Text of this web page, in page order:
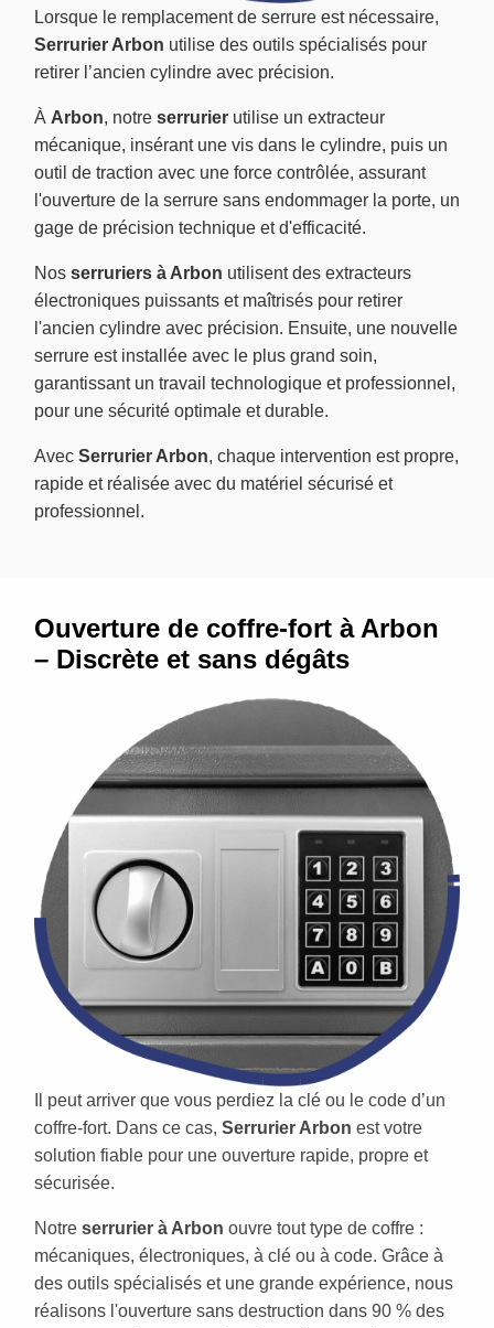
Lorsque le remplacement de serrure est nécessaire,
Serrurier Arbon utilise des outils spécialisés pour
retirer l’ancien cylindre avec précision.
À Arbon, notre serrurier utilise un extracteur
mécanique, insérant une vis dans le cylindre, puis un
outil de traction avec une force contrôlée, assurant
l'ouverture de la serrure sans endommager la porte, un
gage de précision technique et d'efficacité.
Nos serruriers à Arbon utilisent des extracteurs
électroniques puissants et maîtrisés pour retirer
l'ancien cylindre avec précision. Ensuite, une nouvelle
serrure est installée avec le plus grand soin,
garantissant un travail technologique et professionnel,
pour une sécurité optimale et durable.
Avec Serrurier Arbon, chaque intervention est propre,
rapide et réalisée avec du matériel sécurisé et
professionnel.
Ouverture de coffre-fort à Arbon
– Discrète et sans dégâts
Il peut arriver que vous perdiez la clé ou le code d’un
coffre-fort. Dans ce cas, Serrurier Arbon est votre
solution fiable pour une ouverture rapide, propre et
sécurisée.
Notre serrurier à Arbon ouvre tout type de coffre :
mécaniques, électroniques, à clé ou à code. Grâce à
des outils spécialisés et une grande expérience, nous
réalisons l'ouverture sans destruction dans 90 % des